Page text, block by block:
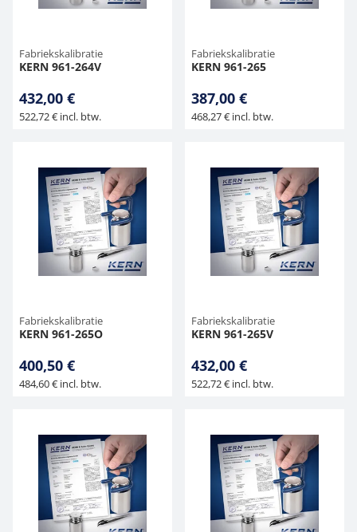
Fabriekskalibratie
KERN 961-264V
432,00 €
522,72 € incl. btw.
Fabriekskalibratie
KERN 961-265
387,00 €
468,27 € incl. btw.
Fabriekskalibratie
KERN 961-265O
400,50 €
484,60 € incl. btw.
Fabriekskalibratie
KERN 961-265V
432,00 €
522,72 € incl. btw.